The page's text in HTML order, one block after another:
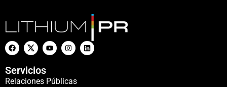
Servicios
Relaciones Públicas